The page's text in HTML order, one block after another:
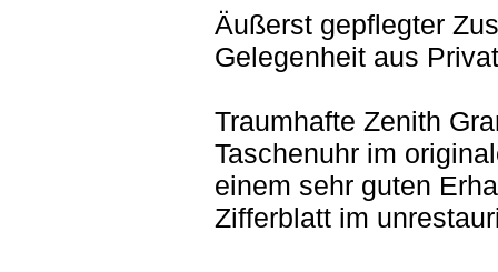
Äußerst gepflegter
Gelegenheit aus
Traumhafte Zenith
Taschenuhr im
einem sehr guten
Zifferblatt im